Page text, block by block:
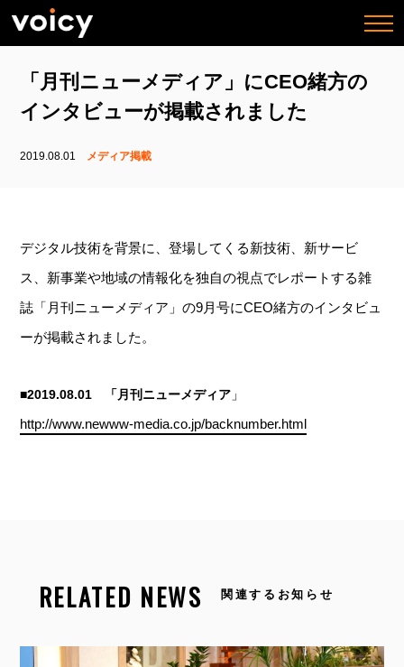
「月刊ニューメディア」にCEO緒方の
インタビューが掲載されました
2019.08.01 メディア掲載
デジタル技術を背景に、登場してくる新技術、新サービ
ス、新事業や地域の情報化を独自の視点でレポートする雑
誌「月刊ニューメディア」の9月号にCEO緒方のインタビュ
ーが掲載されました。
■2019.08.01 「月刊ニューメディア 」
http://www.newww-media.co.jp/backnumber.html
RELATED NEWS 関連するお知らせ